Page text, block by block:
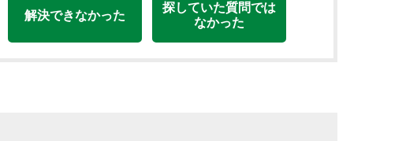
解決できなかった
探していた質問では
なかった